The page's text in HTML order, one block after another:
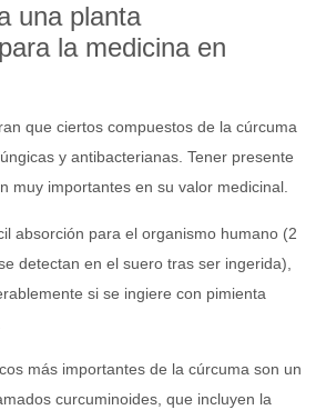
una planta
la medicina en
que ciertos compuestos de la cúrcuma
y antibacterianas. Tener presente
muy importantes en su valor medicinal.
absorción para el organismo humano (2
detectan en el suero tras ser ingerida),
si se ingiere con pimienta
más importantes de la cúrcuma son un
curcuminoides, que incluyen la